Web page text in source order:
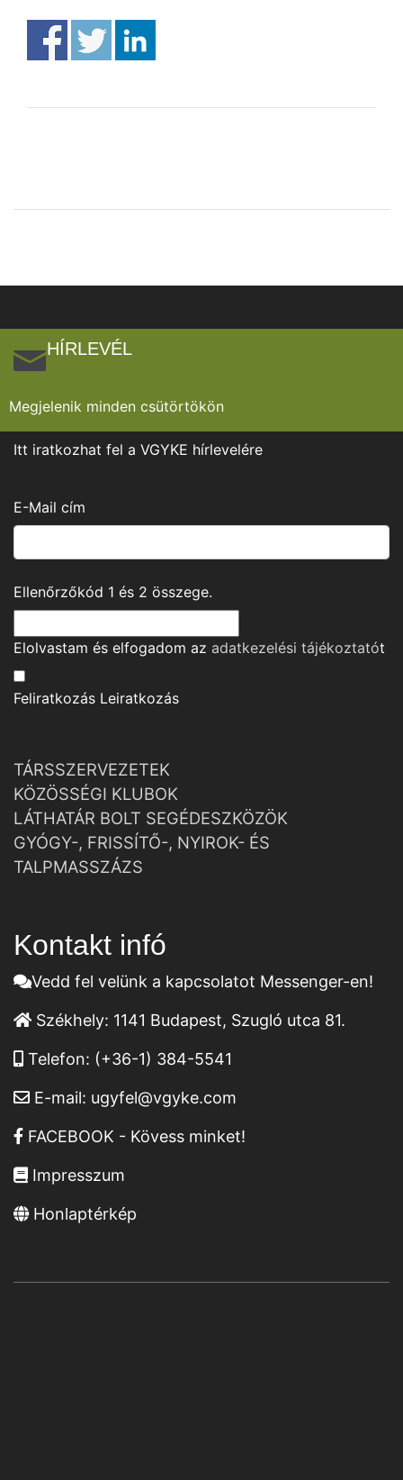
HÍRLEVÉL
Megjelenik minden csütörtökön
Itt iratkozhat fel a VGYKE hírlevelére
E-Mail cím
Ellenőrzőkód 1 és 2 összege.
Elolvastam és elfogadom az adatkezelési tájékoztatót
Feliratkozás Leiratkozás
TÁRSSZERVEZETEK
KÖZÖSSÉGI KLUBOK
LÁTHATÁR BOLT SEGÉDESZKÖZÖK
GYÓGY-, FRISSÍTŐ-, NYIROK- ÉS
TALPMASSZÁZS
Kontakt infó
Vedd fel velünk a kapcsolatot Messenger-en!
Székhely: 1141 Budapest, Szugló utca 81.
Telefon: (+36-1) 384-5541
E-mail: ugyfel@vgyke.com
FACEBOOK - Kövess minket!
Impresszum
Honlaptérkép